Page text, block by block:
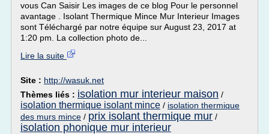
vous Can Saisir Les images de ce blog Pour le personnel
avantage . Isolant Thermique Mince Mur Interieur Images
sont Téléchargé par notre équipe sur August 23, 2017 at
1:20 pm. La collection photo de...
Lire la suite
Site : http://wasuk.net
Thèmes liés : isolation mur interieur maison /
isolation thermique isolant mince / isolation thermique
des murs mince / prix isolant thermique mur /
isolation phonique mur interieur